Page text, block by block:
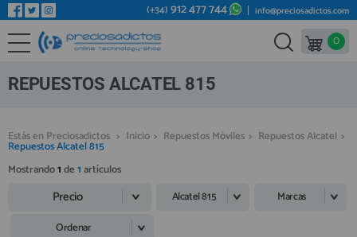
REPUESTOS MÓVILES
REPUESTOS TABLET
REPUESTOS VIDEOCONSOLAS
REPUESTOS OTROS DISPOSITIVOS
REPUESTOS PORTÁTILES
Bienvenid@ otra vez
YA SOY CLIENTE
(+34) 912 477 744 info@preciosadictos.com
0
REPUESTOS ALCATEL 815
Estás en Preciosadictos > Inicio > Repuestos Móviles > Repuestos Alcatel >
Repuestos Alcatel 815
Mostrando1de1artículos
Precio Alcatel 815
Marcas
Ordenar